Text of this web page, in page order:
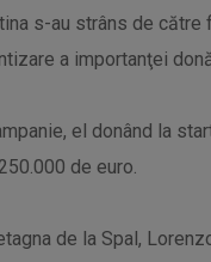
s-au strâns de
a importanţei
el donând la
de euro.
de la Spal,